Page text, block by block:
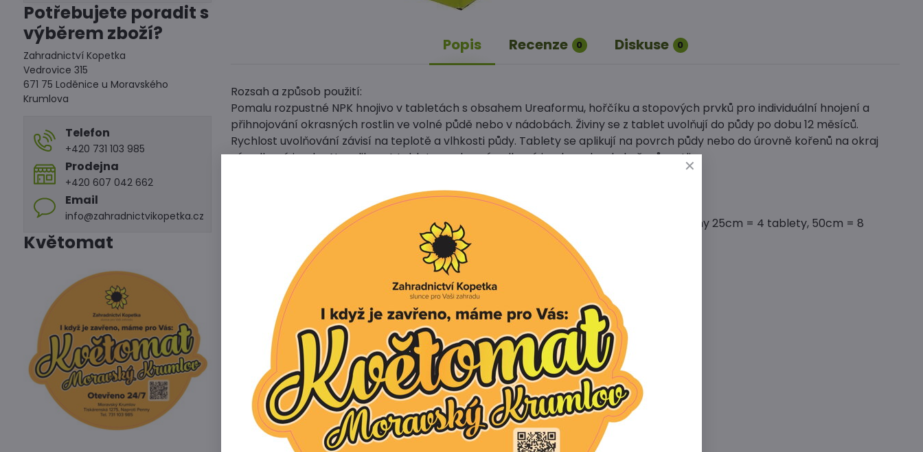
Popis Recenze 0 Diskuse 0
Rozsah a způsob použití:
Pomalu rozpustné NPK hnojivo v tabletách s obsahem Ureaformu, hořčíku a stopových prvků pro individuální hnojení a
přihnojování okrasných rostlin ve volné půdě nebo v nádobách. Živiny se z tablet uvolňují do půdy po dobu 12 měsíců.
Rychlost uvolňování závisí na teplotě a vlhkosti půdy. Tablety se aplikují na povrch půdy nebo do úrovně kořenů na okraj
výsadbové jamky. Neaplikovat tablety na dno výsadbové jamky nebo do kořenů rostlin.
10 g (1 tableta) na 1 l zeminy - v nádobách
Na každých cca 25cm průměru koruny jsou 4 tablety. - volná půda (např. průměr koruny 25cm = 4 tablety, 50cm = 8
Nejblíže se tablety kladou do vzdálenosti 15 cm od kmene.
Vydatnost:
Balení 250 g vystačí 25 L zeminy.
Doba aplikace:
Hnojíme při výsadbě a nebo během vegetace (Březen - Červenec).
Velmi účinné je přihnojení rostlin v roce následujícím po výsadbě.
Obsah živin v %:
Hnojivo ve formě tablet o hmotnosti 10 g.
dusík - fosfor - draslík 24 - 5 - 10 + 2 hořčík + mikroprvky B, Cu, Fe, Mn, Mo, Zn
Potřebujete poradit s
výběrem zboží?
Zahradnictví Kopetka
Vedrovice 315
671 75 Loděnice u Moravského
Krumlova
Telefon
+420 731 103 985
Prodejna
+420 607 042 662
Email
info@zahradnictvikopetka.cz
Květomat